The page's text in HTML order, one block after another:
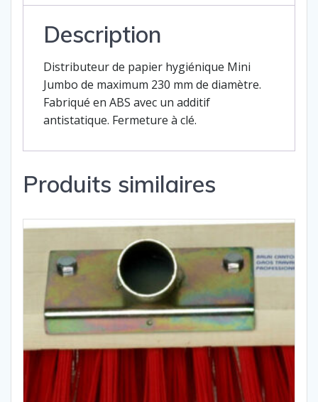
Description
Distributeur de papier hygiénique Mini
Jumbo de maximum 230 mm de diamètre.
Fabriqué en ABS avec un additif
antistatique. Fermeture à clé.
Produits similaires